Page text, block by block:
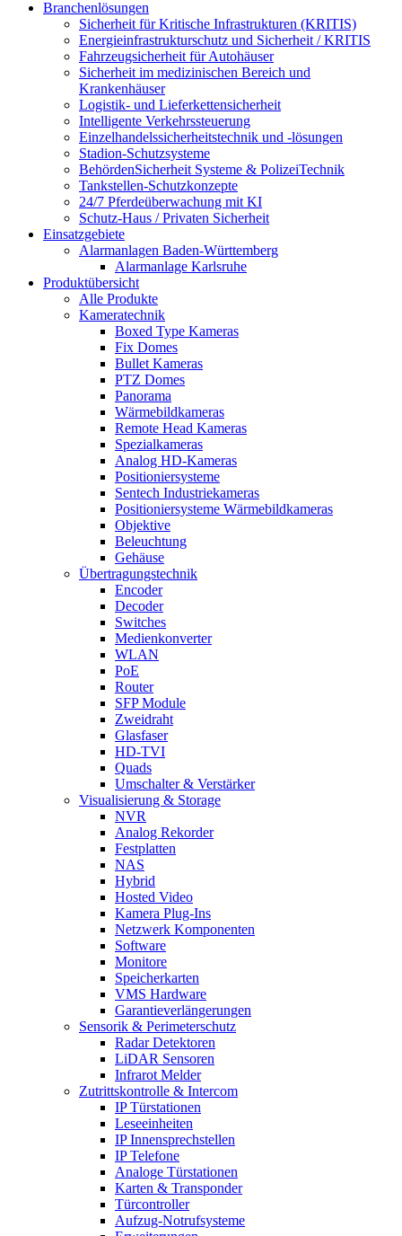
Branchenlösungen
Sicherheit für Kritische Infrastrukturen (KRITIS)
Energieinfrastrukturschutz und Sicherheit / KRITIS
Fahrzeugsicherheit für Autohäuser
Sicherheit im medizinischen Bereich und
Krankenhäuser
Logistik- und Lieferkettensicherheit
Intelligente Verkehrssteuerung
Einzelhandelssicherheitstechnik und -lösungen
Stadion-Schutzsysteme
BehördenSicherheit Systeme & PolizeiTechnik
Tankstellen-Schutzkonzepte​
24/7 Pferdeüberwachung mit KI
Schutz-Haus / Privaten Sicherheit
Einsatzgebiete
Alarmanlagen Baden-Württemberg
Alarmanlage Karlsruhe
Produktübersicht
Alle Produkte
Kameratechnik
Boxed Type Kameras
Fix Domes
Bullet Kameras
PTZ Domes
Panorama
Wärmebildkameras
Remote Head Kameras
Spezialkameras
Analog HD-Kameras
Positioniersysteme
Sentech Industriekameras
Positioniersysteme Wärmebildkameras
Objektive
Beleuchtung
Gehäuse
Übertragungstechnik
Encoder
Decoder
Switches
Medienkonverter
WLAN
PoE
Router
SFP Module
Zweidraht
Glasfaser
HD-TVI
Quads
Umschalter & Verstärker
Visualisierung & Storage
NVR
Analog Rekorder
Festplatten
NAS
Hybrid
Hosted Video
Kamera Plug-Ins
Netzwerk Komponenten
Software
Monitore
Speicherkarten
VMS Hardware
Garantieverlängerungen
Sensorik & Perimeterschutz
Radar Detektoren
LiDAR Sensoren
Infrarot Melder
Zutrittskontrolle & Intercom
IP Türstationen
Leseeinheiten
IP Innensprechstellen
IP Telefone
Analoge Türstationen
Karten & Transponder
Türcontroller
Aufzug-Notrufsysteme